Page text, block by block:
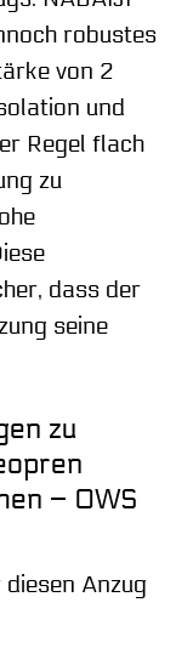
robustes
von 2
und
Regel flach
zu
dass der
seine
zu
– OWS
Anzug